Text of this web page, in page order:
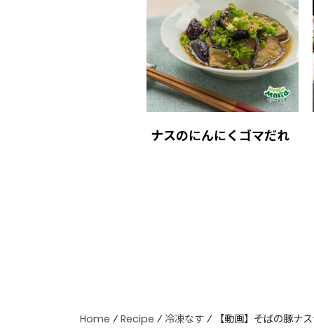
ナスのにんにくゴマだれ
Home ⁄ Recipe ⁄ 冷凍なす ⁄ 【動画】そばの豚ナ